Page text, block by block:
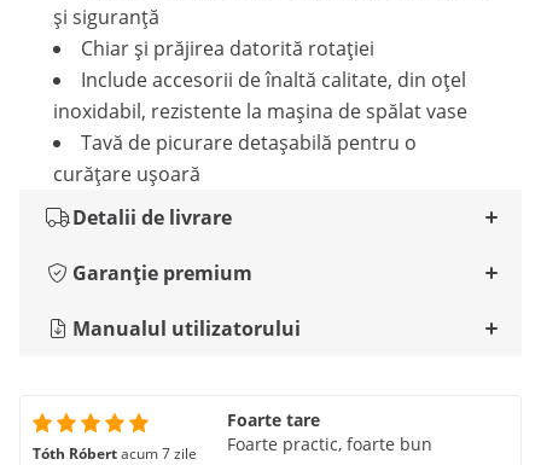
și siguranță
Chiar și prăjirea datorită rotației
Include accesorii de înaltă calitate, din oțel
inoxidabil, rezistente la mașina de spălat vase
Tavă de picurare detașabilă pentru o
curățare ușoară
Detalii de livrare
Garanție premium
Manualul utilizatorului
Tóth Róbertacum 7 zile
Foarte tare
Foarte practic, foarte bun